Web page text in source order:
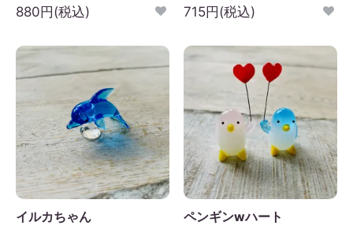
880円(税込)
715円(税込)
イルカちゃん
ペンギンwハート